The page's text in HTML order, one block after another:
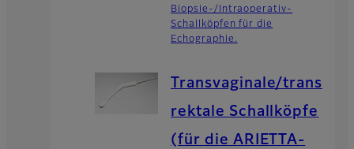
Biopsie-/Intraoperativ-
Schallköpfen für die
Echographie.
Transvaginale/trans
rektale Schallköpfe
(für die ARIETTA-